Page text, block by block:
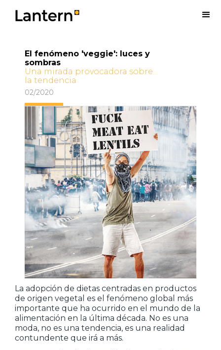
El fenómeno 'veggie': luces y
sombras
Una mirada provocadora sobre
la tendencia
02/2020
La adopción de dietas centradas en productos
de origen vegetal es el fenómeno global más
importante que ha ocurrido en el mundo de la
alimentación en la última década. No es una
moda, no es una tendencia, es una realidad
contundente que irá a más.